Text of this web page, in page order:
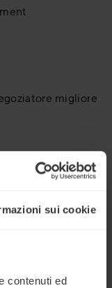
sui cookie
contenuti ed
migliore
Experience